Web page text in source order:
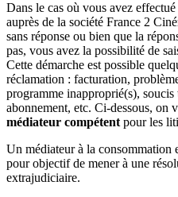
Dans le cas où vous avez effectué
auprès de la société France 2
sans réponse ou bien que la
pas, vous avez la possibilité de
Cette démarche est possible
réclamation : facturation,
programme inapproprié(s),
abonnement, etc. Ci-dessous, on
médiateur compétent pour les
Un médiateur à la consommation
pour objectif de mener à une
extrajudiciaire.